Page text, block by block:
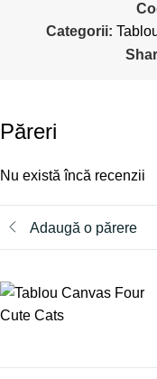
Categorii:
Păreri
Nu există încă recenzii
Adaugă o părere